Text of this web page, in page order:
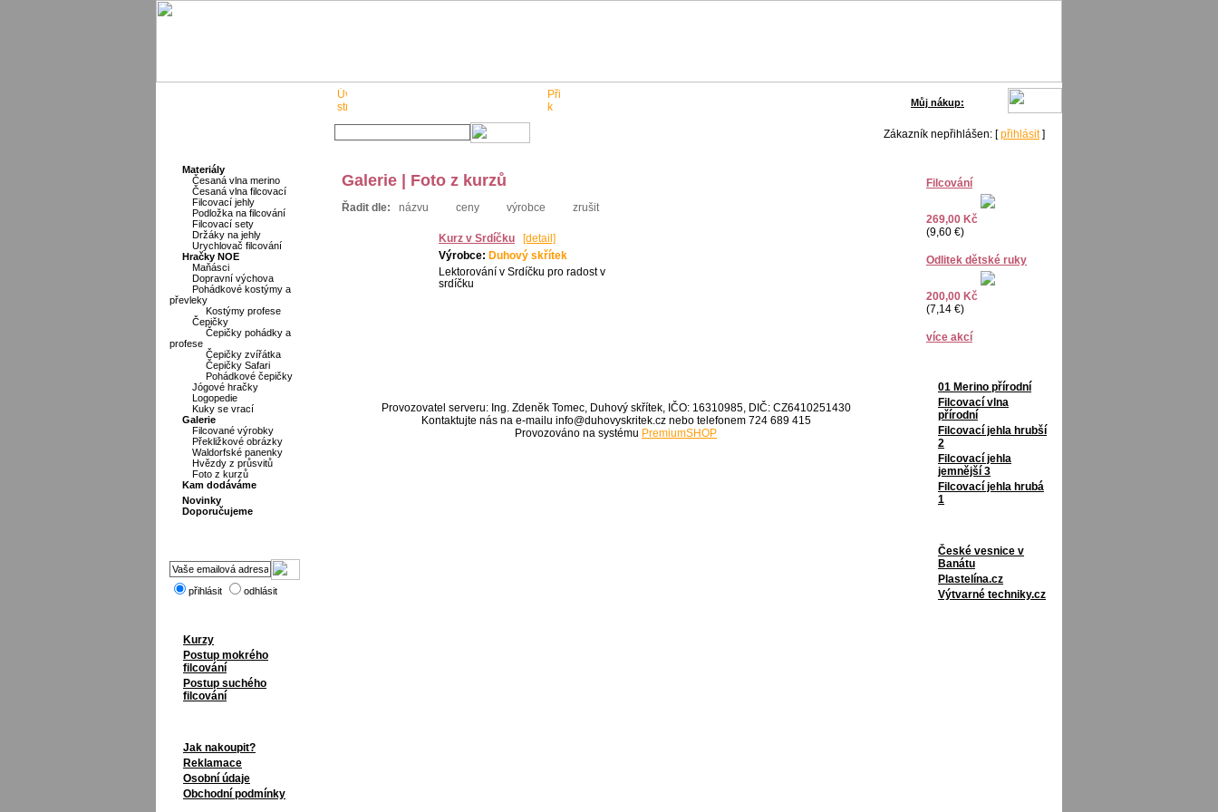
Můj nákup:
Zákazník nepřihlášen: [přihlásit]
Materiály
Česaná vlna merino
Česaná vlna filcovací
Filcovací jehly
Podložka na filcování
Filcovací sety
Držáky na jehly
Urychlovač filcování
Hračky NOE
Maňásci
Dopravní výchova
Pohádkové kostýmy a
převleky
Kostýmy profese
Čepičky
Čepičky pohádky a
profese
Čepičky zvířátka
Čepičky Safari
Pohádkové čepičky
Jógové hračky
Logopedie
Kuky se vrací
Galerie
Filcované výrobky
Překližkové obrázky
Waldorfské panenky
Hvězdy z průsvitů
Foto z kurzů
Kam dodáváme
Novinky
Doporučujeme
přihlásit odhlásit
Kurzy
Postup mokrého
filcování
Postup suchého
filcování
Jak nakoupit?
Reklamace
Osobní údaje
Obchodní podmínky
Filcování
269,00 Kč
(9,60 €)
Odlitek dětské ruky
200,00 Kč
(7,14 €)
více akcí
01 Merino přírodní
Filcovací vlna
přírodní
Filcovací jehla hrubší
2
Filcovací jehla
jemnější 3
Filcovací jehla hrubá
1
České vesnice v
Banátu
Plastelína.cz
Výtvarné techniky.cz
Galerie | Foto z kurzů
Řadit dle: názvu ceny výrobce zrušit
Kurz v Srdíčku
[detail]
Výrobce: Duhový skřítek
Lektorování v Srdíčku pro radost v
srdíčku
Provozovatel serveru: Ing. Zdeněk Tomec, Duhový skřítek, IČO: 16310985, DIČ: CZ6410251430
Kontaktujte nás na e-mailu info@duhovyskritek.cz nebo telefonem 724 689 415
Provozováno na systému PremiumSHOP